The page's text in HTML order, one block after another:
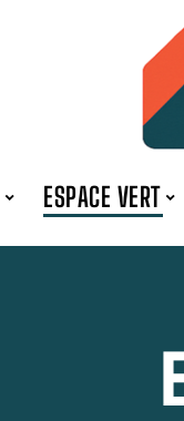
ESPACE VERT